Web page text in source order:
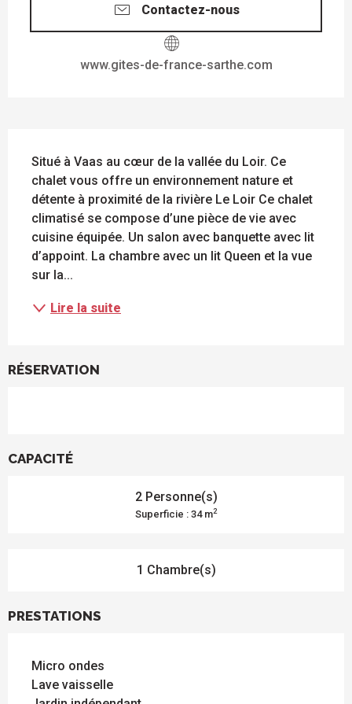
Contactez-nous
www.gites-de-france-sarthe.com
Situé à Vaas au cœur de la vallée du Loir. Ce
chalet vous offre un environnement nature et
détente à proximité de la rivière Le Loir Ce chalet
climatisé se compose d’une pièce de vie avec
cuisine équipée. Un salon avec banquette avec lit
d’appoint. La chambre avec un lit Queen et la vue
sur la...
Lire la suite
RÉSERVATION
CAPACITÉ
2 Personne(s)
Superficie : 34 m2
1 Chambre(s)
PRESTATIONS
Micro ondes
Lave vaisselle